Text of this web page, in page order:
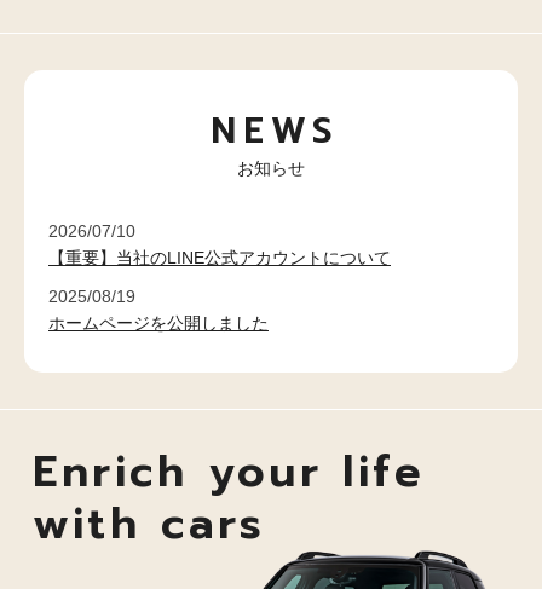
NEWS
お知らせ
2026/07/10
【重要】当社のLINE公式アカウントについて
2025/08/19
ホームページを公開しました
Enrich your life
with cars